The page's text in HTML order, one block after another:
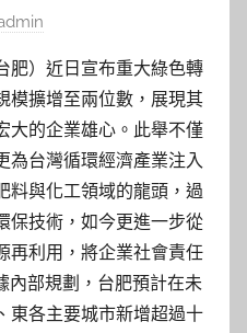
肥）近日宣布重大綠色轉
模擴增至兩位數，展現其
大的企業雄心。此舉不僅
為台灣循環經濟產業注入
料與化工領域的龍頭，過
保技術，如今更進一步從
再利用，將企業社會責任
內部規劃，台肥預計在未
東各主要城市新增超過十